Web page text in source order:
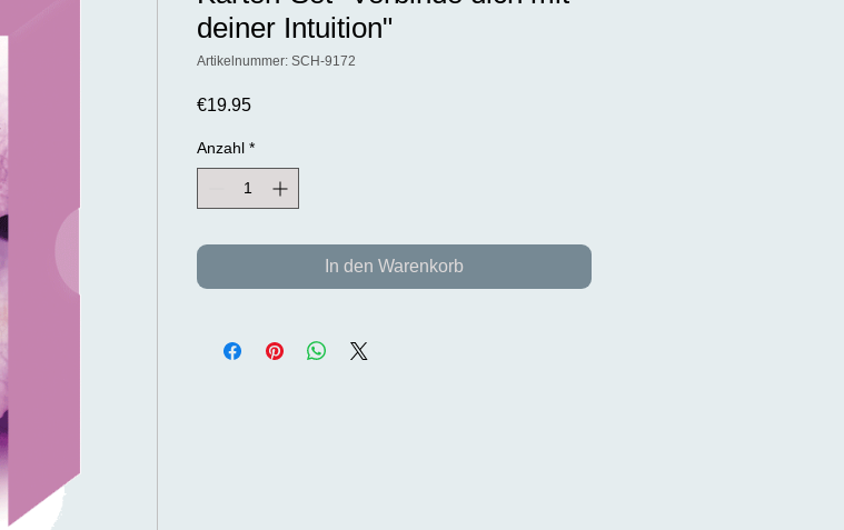
deiner Intuition"
Artikelnummer: SCH-9172
€19.95Preis
Anzahl *
In den Warenkorb